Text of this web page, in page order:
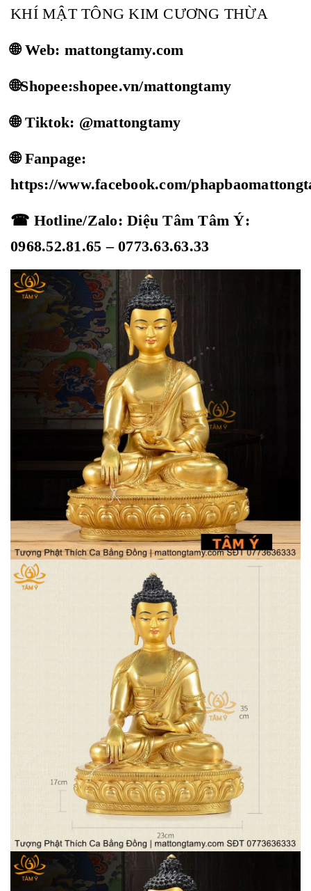
KHÍ MẬT TÔNG KIM CƯƠNG THỪA
🌐 Web: mattongtamy.com
🌐Shopee:shopee.vn/mattongtamy
🌐 Tiktok: @mattongtamy
🌐 Fanpage:
https://www.facebook.com/
☎ Hotline/Zalo: Diệu Tâm Tâm Ý:
0968.52.81.65 – 0773.63.63.33